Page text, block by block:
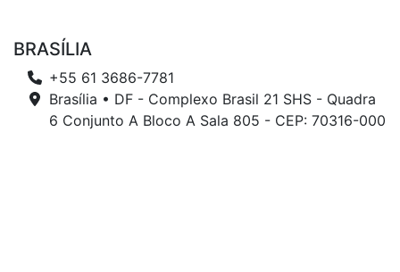
BRASÍLIA
+55 61 3686-7781
Brasília • DF - Complexo Brasil 21 SHS - Quadra
6 Conjunto A Bloco A Sala 805 - CEP: 70316-000